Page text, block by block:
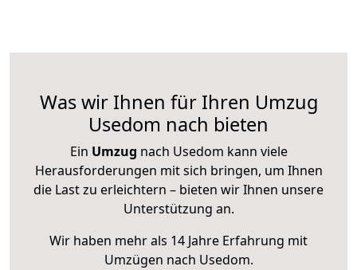
Was wir Ihnen für Ihren Umzug
Usedom nach bieten
Ein Umzug nach Usedom kann viele
Herausforderungen mit sich bringen, um Ihnen
die Last zu erleichtern – bieten wir Ihnen unsere
Unterstützung an.
Wir haben mehr als 14 Jahre Erfahrung mit
Umzügen nach Usedom.